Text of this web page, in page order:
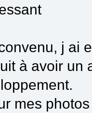
j ai
à avoir un
mes